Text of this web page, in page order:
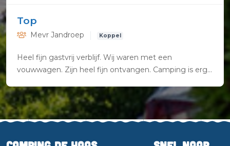
Top
Mevr Jandroep Koppel
Heel fijn gastvrij verblijf. Wij waren met een
vouwwagen. Zijn heel fijn ontvangen. Camping is erg
Komen zeker nog eens terug